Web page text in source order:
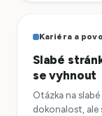
Kariéra a
Slabé
se vyhnout
Otázka na
dokonalost, ale